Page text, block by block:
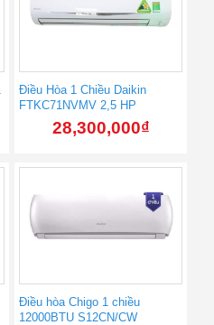
Điều Hòa 1 Chiều Daikin
FTKC71NVMV 2,5 HP
28,300,000₫
Điều hòa Chigo 1 chiều
12000BTU S12CN/CW